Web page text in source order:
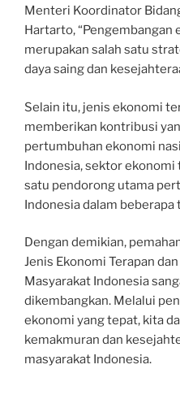
Menteri Koordinator
Hartarto, “Pengembangan
merupakan salah satu
daya saing dan
Selain itu, jenis ekonomi
memberikan kontribusi
pertumbuhan ekonomi
Indonesia, sektor ekonomi
satu pendorong utama
Indonesia dalam beberapa
Dengan demikian,
Jenis Ekonomi Terapan
Masyarakat Indonesia
dikembangkan. Melalui
ekonomi yang tepat, kita
kemakmuran dan
masyarakat Indonesia.